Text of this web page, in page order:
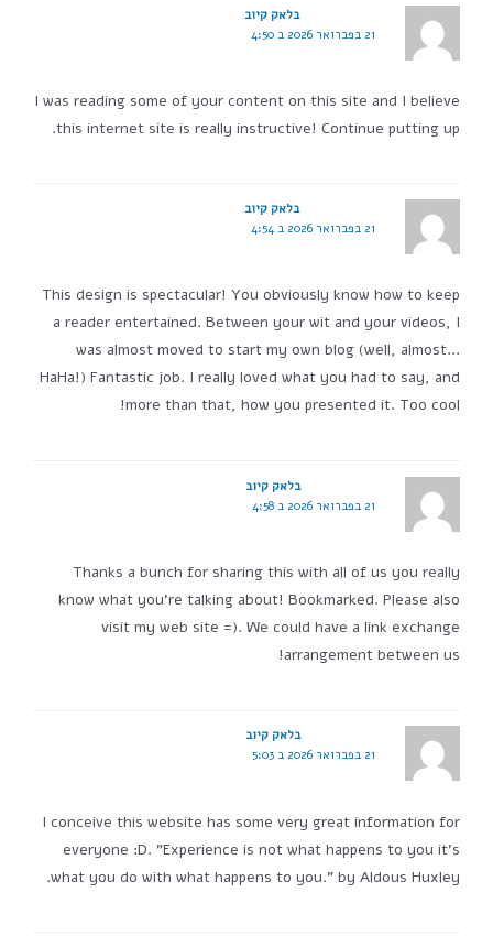
בלאק קיוב
21 בפברואר 2026 ב 4:50
I was reading some of your content on this site and I believe
this internet site is really instructive! Continue putting up.
בלאק קיוב
21 בפברואר 2026 ב 4:54
This design is spectacular! You obviously know how to keep
a reader entertained. Between your wit and your videos, I
was almost moved to start my own blog (well, almost…
HaHa!) Fantastic job. I really loved what you had to say, and
more than that, how you presented it. Too cool!
בלאק קיוב
21 בפברואר 2026 ב 4:58
Thanks a bunch for sharing this with all of us you really
know what you're talking about! Bookmarked. Please also
visit my web site =). We could have a link exchange
arrangement between us!
בלאק קיוב
21 בפברואר 2026 ב 5:03
I conceive this website has some very great information for
everyone :D. "Experience is not what happens to you it's
what you do with what happens to you." by Aldous Huxley.